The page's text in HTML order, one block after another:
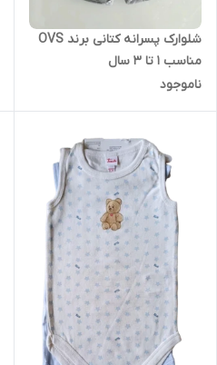
شلوارک پسرانه کتانی برند OVS
مناسب 1 تا 3 سال
ناموجود